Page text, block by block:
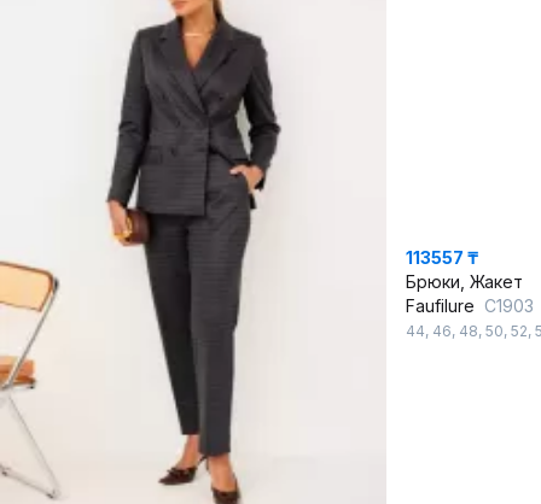
113557 ₸
Брюки, Жакет
Faufilure С1903
44, 46, 48, 50, 52,